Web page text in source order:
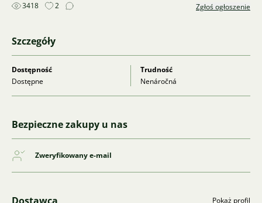
3418 2 Zgłoś ogłoszenie
Szczegóły
Dostępność
Dostępne
Trudność
Nenáročná
Bezpieczne zakupy u nas
Zweryfikowany e-mail
Pokaż profil